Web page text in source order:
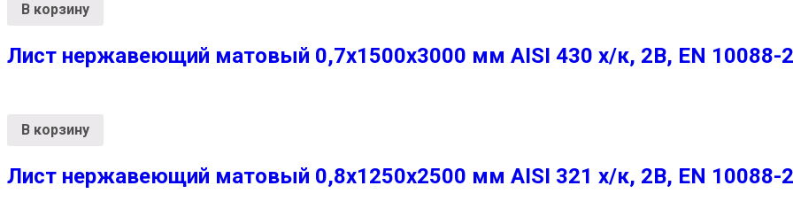
В корзину
Лист нержавеющий матовый 0,7х1500х3000 мм AISI 430 х/к, 2B, EN 10088-2
В корзину
Лист нержавеющий матовый 0,8х1250х2500 мм AISI 321 х/к, 2B, EN 10088-2